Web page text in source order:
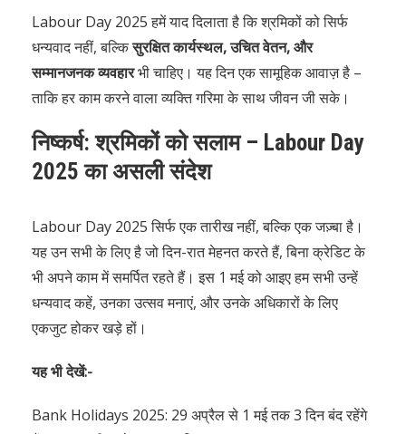
Labour Day 2025 हमें याद दिलाता है कि श्रमिकों को सिर्फ
धन्यवाद नहीं, बल्किसुरक्षित कार्यस्थल, उचित वेतन, और
सम्मानजनक व्यवहारभी चाहिए। यह दिन एक सामूहिक आवाज़ है –
ताकि हर काम करने वाला व्यक्ति गरिमा के साथ जीवन जी सके।
निष्कर्ष: श्रमिकों को सलाम – Labour Day
2025 का असली संदेश
Labour Day 2025 सिर्फ एक तारीख नहीं, बल्कि एक जज़्बा है।
यह उन सभी के लिए है जो दिन-रात मेहनत करते हैं, बिना क्रेडिट के
भी अपने काम में समर्पित रहते हैं। इस 1 मई को आइए हम सभी उन्हें
धन्यवाद कहें, उनका उत्सव मनाएं, और उनके अधिकारों के लिए
एकजुट होकर खड़े हों।
यह भी देखें:-
Bank Holidays 2025: 29 अप्रैल से 1 मई तक 3 दिन बंद रहेंगे